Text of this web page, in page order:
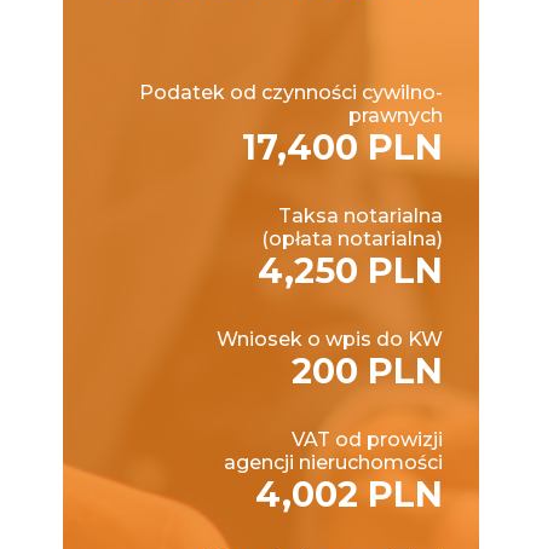
Podatek od czynności cywilno-
prawnych
17,400 PLN
Taksa notarialna
(opłata notarialna)
4,250 PLN
Wniosek o wpis do KW
200 PLN
VAT od prowizji
agencji nieruchomości
4,002 PLN